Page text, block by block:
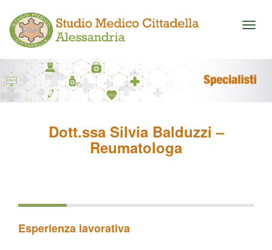
Dott.ssa Silvia Balduzzi –
Reumatologa
Esperienza lavorativa